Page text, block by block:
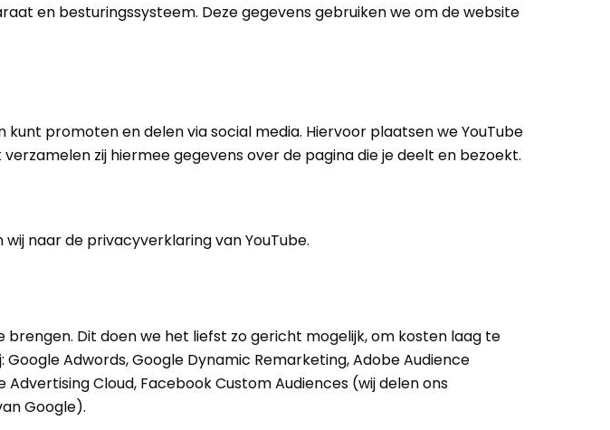
en besturingssysteem. Deze gegevens gebruiken we om de website
promoten en delen via social media. Hiervoor plaatsen we YouTube
zij hiermee gegevens over de pagina die je deelt en bezoekt.
naar de privacyverklaring van YouTube.
Dit doen we het liefst zo gericht mogelijk, om kosten laag te
Adwords, Google Dynamic Remarketing, Adobe Audience
Cloud, Facebook Custom Audiences (wij delen ons
Google).